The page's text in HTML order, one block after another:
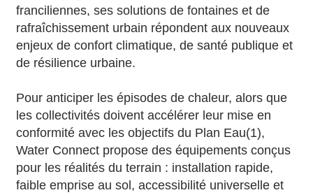
franciliennes, ses solutions de fontaines et de
rafraîchissement urbain répondent aux nouveaux
enjeux de confort climatique, de santé publique et
de résilience urbaine.
Pour anticiper les épisodes de chaleur, alors que
les collectivités doivent accélérer leur mise en
conformité avec les objectifs du Plan Eau(1),
Water Connect propose des équipements conçus
pour les réalités du terrain : installation rapide,
faible emprise au sol, accessibilité universelle et